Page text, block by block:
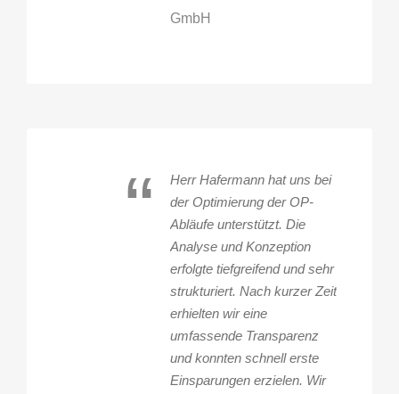
GmbH
“
Herr Hafermann hat uns bei
der Optimierung der OP-
Abläufe unterstützt. Die
Analyse und Konzeption
erfolgte tiefgreifend und sehr
strukturiert. Nach kurzer Zeit
erhielten wir eine
umfassende Transparenz
und konnten schnell erste
Einsparungen erzielen. Wir